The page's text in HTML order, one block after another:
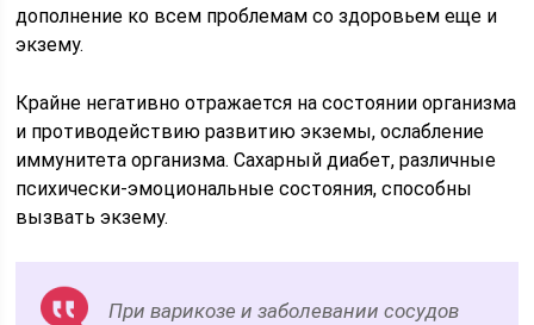
дополнение ко всем проблемам со здоровьем еще и
экзему.
Крайне негативно отражается на состоянии организма
и противодействию развитию экземы, ослабление
иммунитета организма. Сахарный диабет, различные
психически-эмоциональные состояния, способны
вызвать экзему.
При варикозе и заболевании сосудов